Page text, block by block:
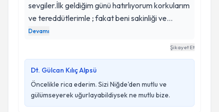
sevgiler.İlk geldiğim günü hatırlıyorum korkularım
ve tereddütlerimle ; fakat beni sakinliği ve
yapılacak her işlemi en ince detayına kadar
anlatışı, avantajları, dezavantajları, riskleri her
yaşta ne yazıkki dişlerimi kaybettim ve
implantlarımı, üstündeki dişlerimi, dolgularımı
yaparak bana çok büyük sevinç kaynağı oldunuz.
Elinize emeğinize sağlık.
Devamı
Şikayet Et
Dt. Gülcan Kılıç Alpsü
Öncelikle rica ederim. Sizi Niğde'den mutlu ve
gülümseyerek uğurlayabildiysek ne mutlu bize.